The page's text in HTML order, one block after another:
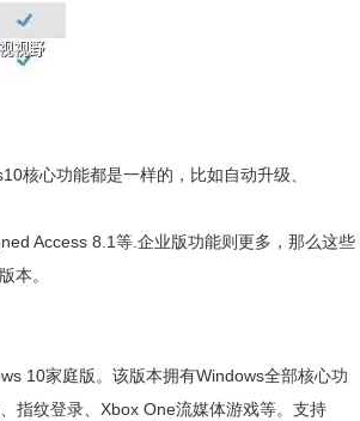
核心功能都是一样的，比如自动升级、
Access 8.1等.企业版功能则更多，那么这些
本。
10家庭版。该版本拥有Windows全部核心功
指纹登录、Xbox One流媒体游戏等。支持